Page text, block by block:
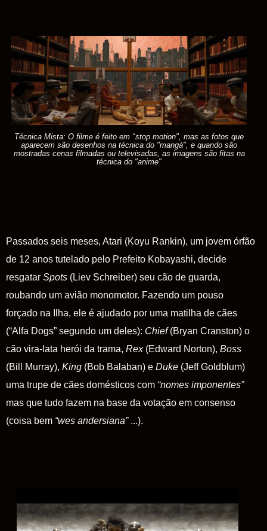
Técnica Mista: O filme é feito em "stop motion", mas as fotos que
aparecem são desenhos na técnica do "mangá", e quando são
mostradas cenas filmadas ou televisadas, as imagens são fitas na
técnica do "anime"
Passados seis meses, Atari (Koyu Rankin), um jovem órfão
de 12 anos tutelado pelo Prefeito Kobayashi, decide
resgatar Spots (Liev Schreiber) seu cão de guarda,
roubando um avião monomotor. Fazendo um pouso
forçado na Ilha, ele é ajudado por uma matilha de cães
(“Alfa Dogs” segundo um deles): Chief (Bryan Cranston) o
cão vira-lata herói da trama, Rex (Edward Norton), Boss
(Bill Murray), King (Bob Balaban) e Duke (Jeff Goldblum)
uma trupe de cães domésticos com “nomes imponentes”
mas que tudo fazem na base da votação em consenso
(coisa bem “wes andersiana” ...).